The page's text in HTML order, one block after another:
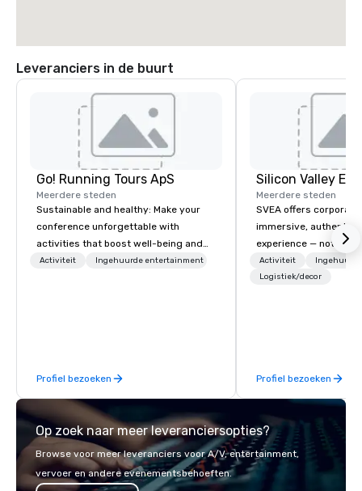
Leveranciers in de buurt
Go! Running Tours ApS
Meerdere steden
Sustainable and healthy: Make your
conference unforgettable with
activities that boost well-being and
lower carbon footprints. Explore the
Activiteit Ingehuurde entertainment
Profiel bezoeken
Meerdere steden
SVEA offers
immersive, authentic
experience — not a
transformation. We
facilitate custom
offsites. Whether
think like a Silicon
world's fastest-
or walk away with a
innovation playbook,
Activiteit
Logistiek/decor
Profiel bezoeken
Op zoek naar meer leveranciersopties?
Browse voor meer leveranciers voor A/V, entertainment,
vervoer en andere evenementsbehoeften.